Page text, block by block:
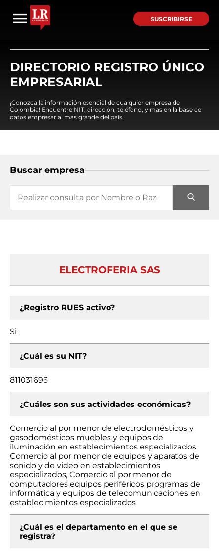
SUSCRIBIRSE
DIRECTORIO REGISTRO ÚNICO
EMPRESARIAL
¡Conozca la información esencial de cualquier empresa de
Colombia! Encuentre NIT, dirección, teléfono, y mas en la base de
datos empresarial mas grande del país.
Buscar empresa
ELECTROFERIA SAS
¿Registro RUES activo?
Si
¿Cuál es su NIT?
811031696
¿Cuáles son sus actividades económicas?
Comercio al por menor de electrodomésticos y
gasodomésticos muebles y equipos de
iluminación en establecimientos especializados,
Comercio al por menor de equipos y aparatos de
sonido y de video en establecimientos
especializados, Comercio al por menor de
computadores equipos periféricos programas de
informática y equipos de telecomunicaciones en
establecimientos especializados
¿Cuál es el departamento en el que se
registra?